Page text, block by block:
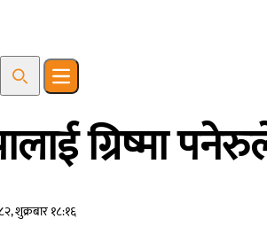
News
SearchOpen main menu
ग्रिष्मा
शुक्रबार १८:१६